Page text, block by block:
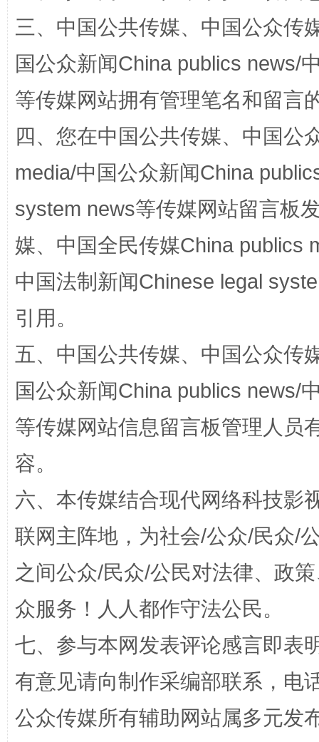
“蜀中异人”王建安的艺术幻境
完善运行机制助力责任有效落实 一纸欠
三、中国公共传媒、中国公众传
国公众新闻China publics news/
等传媒网站拥有管理笔名和留言
四、您在中国公共传媒、中国公
media/中国公众新闻China
system news等传媒网站留言板
媒、中国全民传媒China publics
中国法制新闻Chinese legal
引用。
五、中国公共传媒、中国公众传
国公众新闻China publics news/
等传媒网站信息留言板管理人员
容。
六、本传媒结合现代网络科技影
联网主阵地，为社会/公众/民众/
之间公众/民众/公民对法律、政
众服务！人人都作守法公民。
七、参与本网发表评论感言即表
有意见请向制作采编部联系，电
公众传媒所有辅助网站属多元发